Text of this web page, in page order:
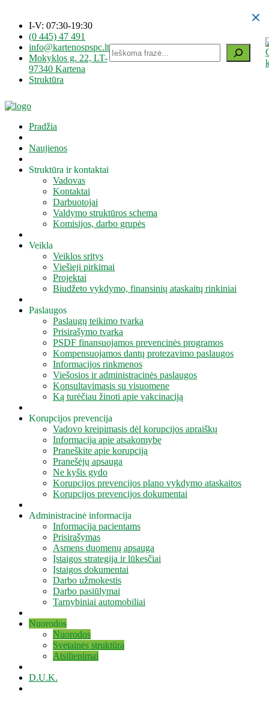
I-V: 07:30-19:30
(0 445) 47 491
info@kartenospspc.lt
Mokyklos g. 22, LT-
97340 Kartena
Struktūra
Paieška
Pradžia
Naujienos
Struktūra ir kontaktai
Vadovas
Kontaktai
Darbuotojai
Valdymo struktūros schema
Komisijos, darbo grupės
Veikla
Veiklos sritys
Viešieji pirkimai
Projektai
Biudžeto vykdymo, finansinių ataskaitų rinkiniai
Paslaugos
Paslaugų teikimo tvarka
Prisirašymo tvarka
PSDF finansuojamos prevencinės programos
Kompensuojamos dantų protezavimo paslaugos
Informacijos rinkmenos
Viešosios ir administracinės paslaugos
Konsultavimasis su visuomene
Ką turėčiau žinoti apie vakcinaciją
Korupcijos prevencija
Vadovo kreipimasis dėl korupcijos apraiškų
Informacija apie atsakomybę
Praneškite apie korupciją
Pranešėjų apsauga
Ne kyšis gydo
Korupcijos prevencijos plano vykdymo ataskaitos
Korupcijos prevencijos dokumentai
Administracinė informacija
Informacija pacientams
Prisirašymas
Asmens duomenų apsauga
Įstaigos strategija ir lūkesčiai
Įstaigos dokumentai
Darbo užmokestis
Darbo pasiūlymai
Tarnybiniai automobiliai
Nuorodos
Nuorodos
Svetainės struktūra
Atsiliepimai
D.U.K.